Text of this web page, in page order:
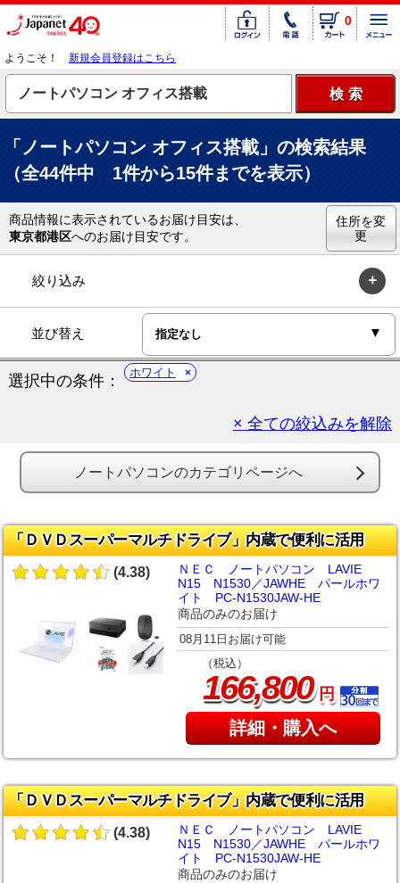
0
ようこそ！ 新規会員登録はこちら
「ノートパソコン オフィス搭載」の検索結果
（全44件中 1件から15件までを表示）
商品情報に表示されているお届け目安は、
東京都港区へのお届け目安です。
住所を変
更
絞り込み
並び替え
選択中の条件： ホワイト
× 全ての絞込みを解除
ノートパソコンのカテゴリページへ
「ＤＶＤスーパーマルチドライブ」内蔵で便利に活用
(4.38)
ＮＥＣ ノートパソコン LAVIE
N15 N1530／JAWHE パールホワ
イト PC-N1530JAW-HE
商品のみのお届け
08月11日お届け可能
（税込）
166,800円
詳細・購入へ
「ＤＶＤスーパーマルチドライブ」内蔵で便利に活用
(4.38)
ＮＥＣ ノートパソコン LAVIE
N15 N1530／JAWHE パールホワ
イト PC-N1530JAW-HE
商品のみのお届け